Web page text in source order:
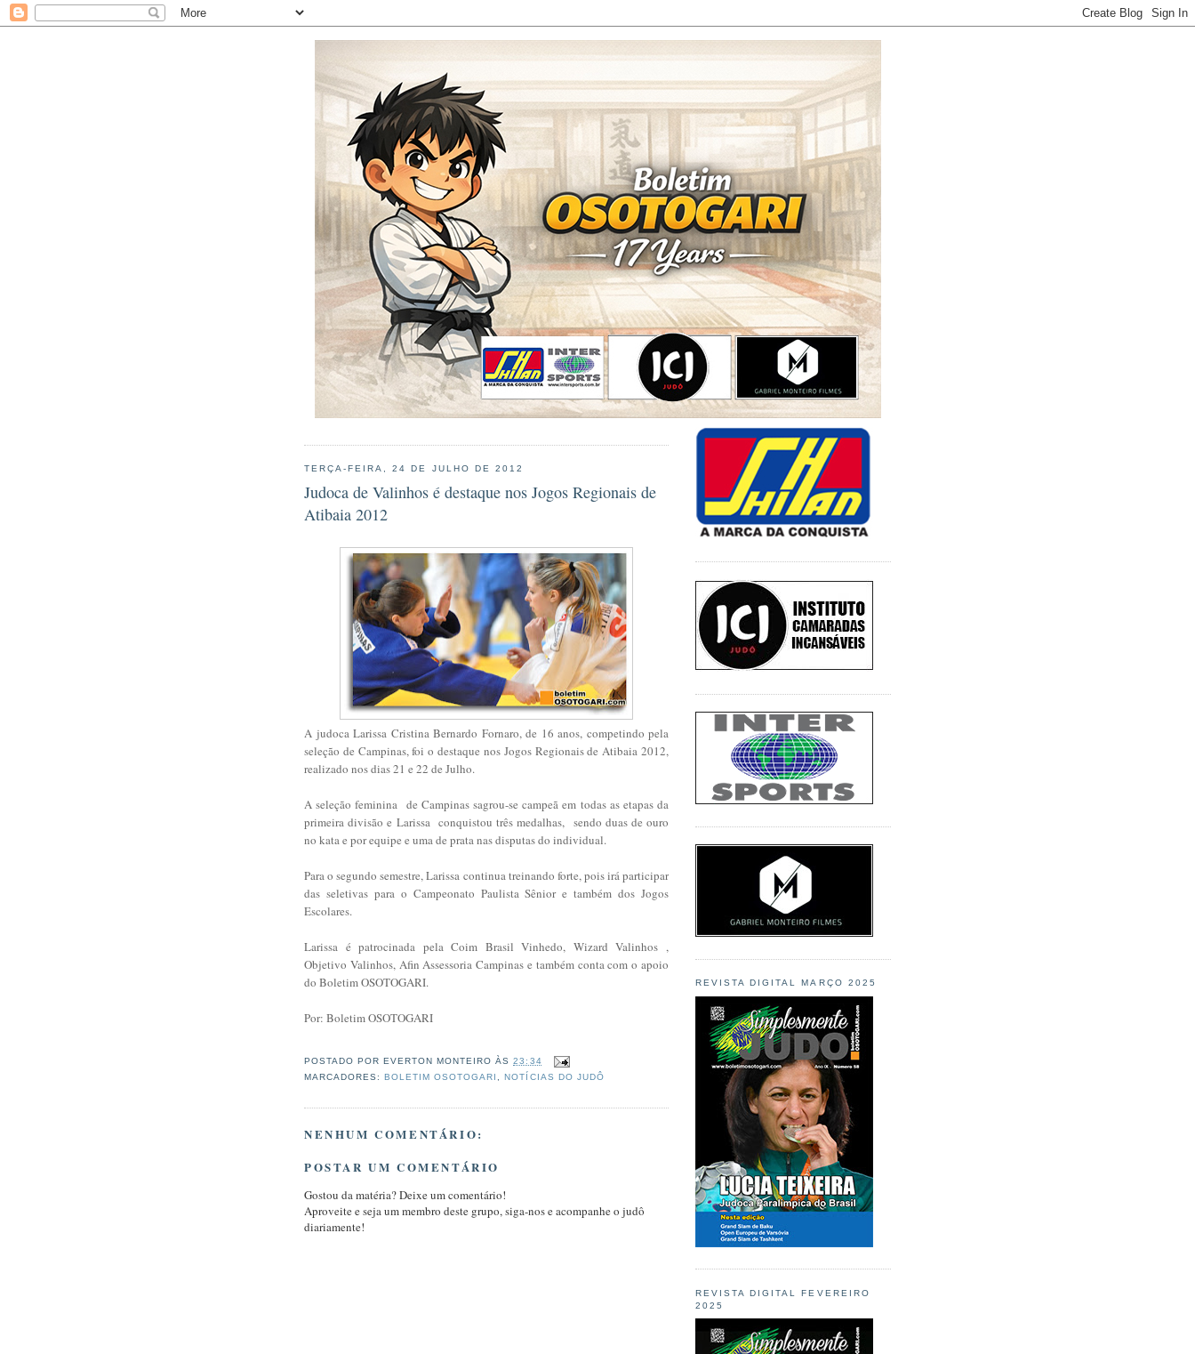
TERÇA-FEIRA, 24 DE JULHO DE 2012
Judoca de Valinhos é destaque nos Jogos Regionais de
Atibaia 2012
A judoca Larissa Cristina Bernardo Fornaro, de 16 anos, competindo pela
seleção de Campinas, foi o destaque nos Jogos Regionais de Atibaia 2012,
realizado nos dias 21 e 22 de Julho.
A seleção feminina de Campinas sagrou-se campeã em todas as etapas da
primeira divisão e Larissa conquistou três medalhas, sendo duas de ouro
no kata e por equipe e uma de prata nas disputas do individual.
Para o segundo semestre, Larissa continua treinando forte, pois irá participar
das seletivas para o Campeonato Paulista Sênior e também dos Jogos
Escolares.
Larissa é patrocinada pela Coim Brasil Vinhedo, Wizard Valinhos ,
Objetivo Valinhos, Afin Assessoria Campinas e também conta com o apoio
do Boletim OSOTOGARI.
Por: Boletim OSOTOGARI
POSTADO POR EVERTON MONTEIRO ÀS23:34
MARCADORES:BOLETIM OSOTOGARI ,NOTÍCIAS DO JUDÔ
NENHUM COMENTÁRIO:
POSTAR UM COMENTÁRIO
Gostou da matéria? Deixe um comentário!
Aproveite e seja um membro deste grupo, siga-nos e acompanhe o judô
diariamente!
REVISTA DIGITAL MARÇO 2025
REVISTA DIGITAL FEVEREIRO
2025